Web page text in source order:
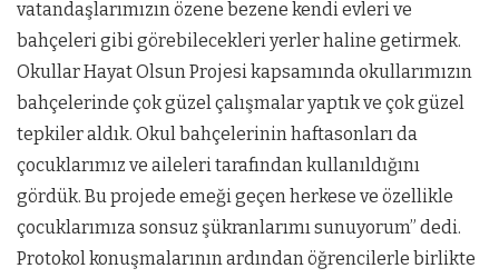
vatandaşlarımızın özene bezene kendi evleri ve
bahçeleri gibi görebilecekleri yerler haline getirmek.
Okullar Hayat Olsun Projesi kapsamında okullarımızın
bahçelerinde çok güzel çalışmalar yaptık ve çok güzel
tepkiler aldık. Okul bahçelerinin haftasonları da
çocuklarımız ve aileleri tarafından kullanıldığını
gördük. Bu projede emeği geçen herkese ve özellikle
çocuklarımıza sonsuz şükranlarımı sunuyorum” dedi.
Protokol konuşmalarının ardından öğrencilerle birlikte